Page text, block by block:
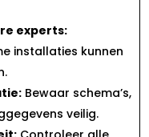
experts:
installaties kunnen
Bewaar schema’s,
veilig.​